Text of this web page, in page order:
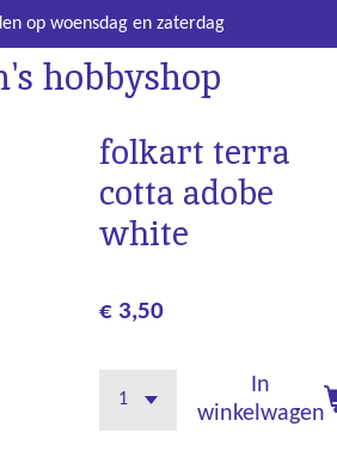
hobbyshop
op woensdag en zaterdag
folkart terra
cotta adobe
white
€ 3,50
In
winkelwagen